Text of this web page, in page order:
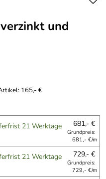
und
165,- €
21 Werktage
681,- €
Grundpreis:
681,- €/m
21 Werktage
729,- €
Grundpreis:
729,- €/m